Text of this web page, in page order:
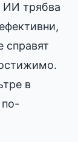
ИИ трябва
справят
в
по-